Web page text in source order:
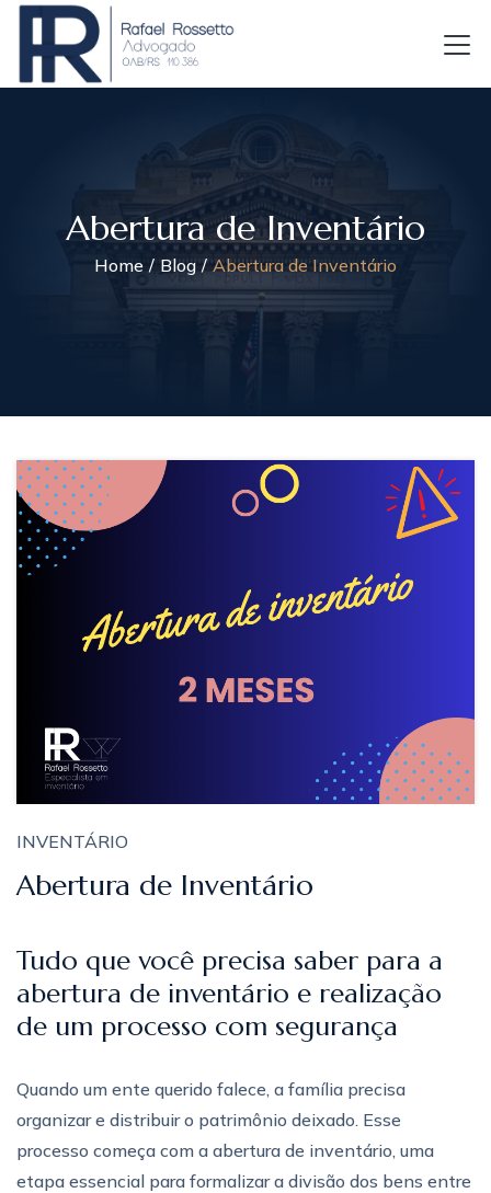
Abertura de Inventário
Home Blog Abertura de Inventário
INVENTÁRIO
Abertura de Inventário
Tudo que você precisa saber para a
abertura de inventário e realização
de um processo com segurança
Quando um ente querido falece, a família precisa
organizar e distribuir o patrimônio deixado. Esse
processo começa com a abertura de inventário, uma
etapa essencial para formalizar a divisão dos bens entre